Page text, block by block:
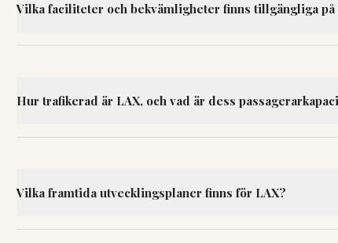
Vilka faciliteter och bekvämligheter finns tillgängliga på
Hur trafikerad är LAX, och vad är dess
Vilka framtida utvecklingsplaner finns för LAX?